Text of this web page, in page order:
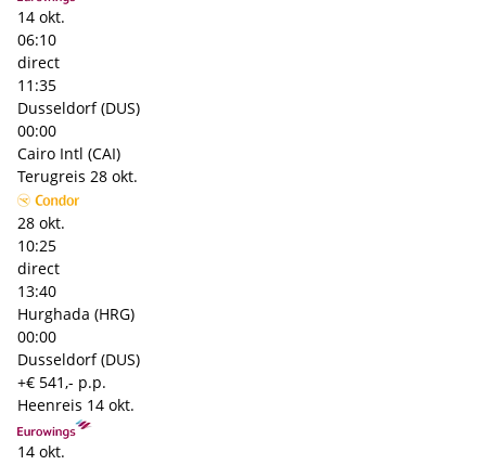
14 okt.
06:10
direct
11:35
Dusseldorf (DUS)
00:00
Cairo Intl (CAI)
Terugreis 28 okt.
28 okt.
10:25
direct
13:40
Hurghada (HRG)
00:00
Dusseldorf (DUS)
+€ 541,- p.p.
Heenreis 14 okt.
14 okt.